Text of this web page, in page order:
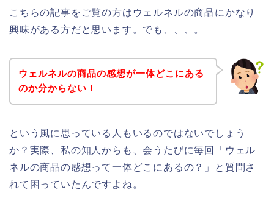
こちらの記事をご覧の方はウェルネルの商品にかなり
興味がある方だと思います。でも、、、。
ウェルネルの商品の感想が一体どこにある
のか分からない！
という風に思っている人もいるのではないでしょう
か？実際、私の知人からも、会うたびに毎回「ウェル
ネルの商品の感想って一体どこにあるの？」と質問さ
れて困っていたんですよね。